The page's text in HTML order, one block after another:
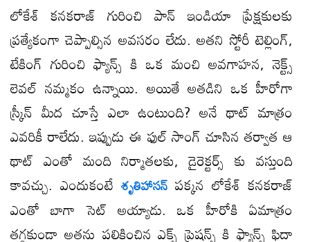
లోకేశ్ కనకరాజ్ గురించి పాన్ ఇండియా ప్రేక్షకులకు
ప్రత్యేకంగా చెప్పాల్సిన అవసరం లేదు. అతని స్టోరీ టెల్లింగ్,
టేకింగ్ గురించి ఫ్యాన్స్ కి ఒక మంచి అవగాహన, నెక్ట్స్
లెవల్ నమ్మకం ఉన్నాయి. అయితే అతడిని ఒక హీరోగా
స్క్రీన్ మీద చూస్తే ఎలా ఉంటుంది? అనే థాట్ మాత్రం
ఎవరికీ రాలేదు. ఇప్పుడు ఈ ఫుల్ సాంగ్ చూసిన తర్వాత ఆ
థాట్ ఎంతో మంది నిర్మాతలకు, డైరెక్టర్స్ కు వస్తుంది
కావచ్చు. ఎందుకంటే శృతిహాసన్ పక్కన లోకేశ్ కనకరాజ్
ఎంతో బాగా సెట్ అయ్యాడు. ఒక హీరోకి ఏమాత్రం
తగ్గకుండా అతను పలికించిన ఎక్స్ ప్రెషన్స్ కి ఫ్యాన్స్ ఫిదా